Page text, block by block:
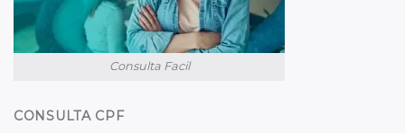
Consulta Facil
CONSULTA CPF